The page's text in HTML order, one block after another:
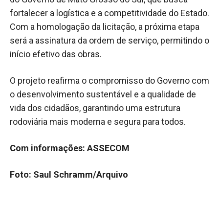
fortalecer a logística e a competitividade do Estado.
Com a homologação da licitação, a próxima etapa
será a assinatura da ordem de serviço, permitindo o
início efetivo das obras.
O projeto reafirma o compromisso do Governo com
o desenvolvimento sustentável e a qualidade de
vida dos cidadãos, garantindo uma estrutura
rodoviária mais moderna e segura para todos.
Com informações: ASSECOM
Foto: Saul Schramm/Arquivo